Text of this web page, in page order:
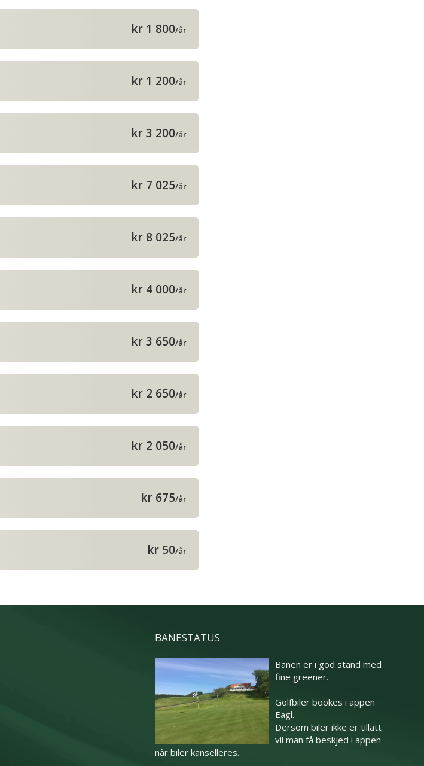
kr 1 800/år
kr 1 200/år
kr 3 200/år
kr 7 025/år
kr 8 025/år
kr 4 000/år
kr 3 650/år
kr 2 650/år
kr 2 050/år
kr 675/år
kr 50/år
BANESTATUS
Banen er i god stand med
fine greener.
Golfbiler bookes i appen
Eagl.
Dersom biler ikke er tillatt
vil man få beskjed i appen
når biler kanselleres.